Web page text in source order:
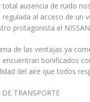
total ausencia de ruido
al acceso de un
protagonista el
de las ventajas ya
bonificados
del aire que todos
TRANSPORTE